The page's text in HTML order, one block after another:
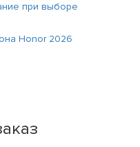
при выборе
Honor 2026